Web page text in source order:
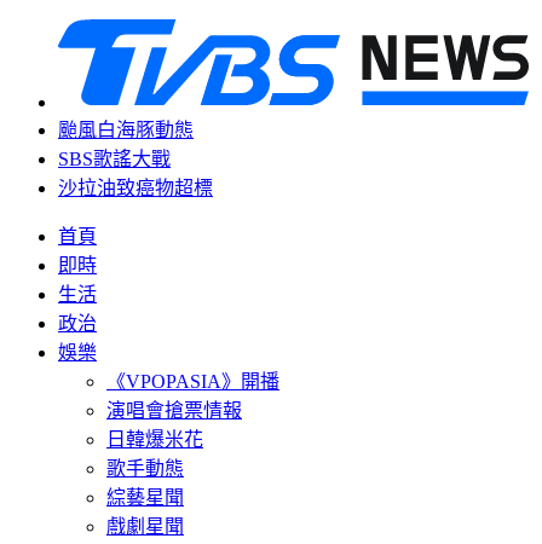
颱風白海豚動態
SBS歌謠大戰
沙拉油致癌物超標
首頁
即時
生活
政治
娛樂
《VPOPASIA》開播
演唱會搶票情報
日韓爆米花
歌手動態
綜藝星聞
戲劇星聞